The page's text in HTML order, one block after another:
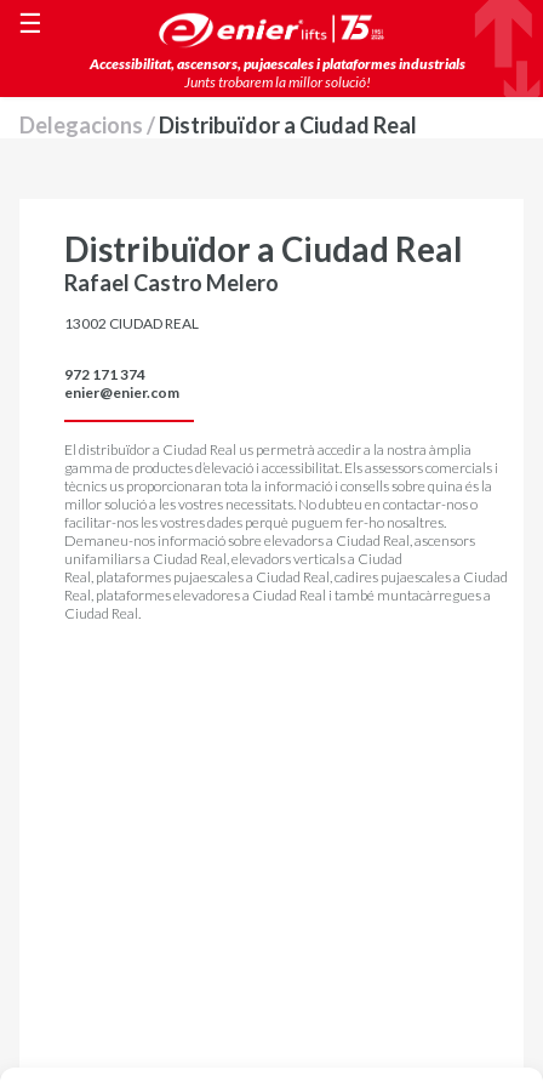
Accessibilitat, ascensors, pujaescales i plataformes industrials
Junts trobarem la millor solució!
☰
Delegacions /Distribuïdor a Ciudad Real
Distribuïdor a Ciudad Real
Rafael Castro Melero
13002 CIUDAD REAL
972 171 374
enier@enier.com
El distribuïdor a Ciudad Real us permetrà accedir a la nostra àmplia
gamma de productes d’elevació i accessibilitat. Els assessors comercials i
tècnics us proporcionaran tota la informació i consells sobre quina és la
millor solució a les vostres necessitats. No dubteu en contactar-nos o
facilitar-nos les vostres dades perquè puguem fer-ho nosaltres.
Demaneu-nos informació sobreelevadors a Ciudad Real,ascensors
unifamiliars a Ciudad Real,elevadors verticals a Ciudad
Real, plataformes pujaescales a Ciudad Real,cadires pujaescales a Ciudad
Real, plataformes elevadores a Ciudad Real i també muntacàrregues a
Ciudad Real.